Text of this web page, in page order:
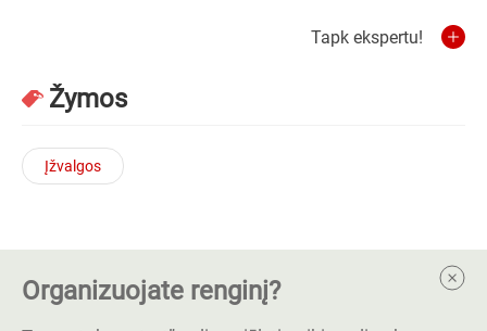
Tapk ekspertu!
Žymos
Įžvalgos
Organizuojate renginį?